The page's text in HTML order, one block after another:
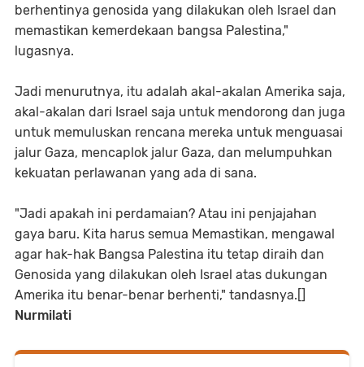
berhentinya genosida yang dilakukan oleh Israel dan
memastikan kemerdekaan bangsa Palestina,"
lugasnya.
Jadi menurutnya, itu adalah akal-akalan Amerika saja,
akal-akalan dari Israel saja untuk mendorong dan juga
untuk memuluskan rencana mereka untuk menguasai
jalur Gaza, mencaplok jalur Gaza, dan melumpuhkan
kekuatan perlawanan yang ada di sana.
"Jadi apakah ini perdamaian? Atau ini penjajahan
gaya baru. Kita harus semua Memastikan, mengawal
agar hak-hak Bangsa Palestina itu tetap diraih dan
Genosida yang dilakukan oleh Israel atas dukungan
Amerika itu benar-benar berhenti," tandasnya.[]
Nurmilati